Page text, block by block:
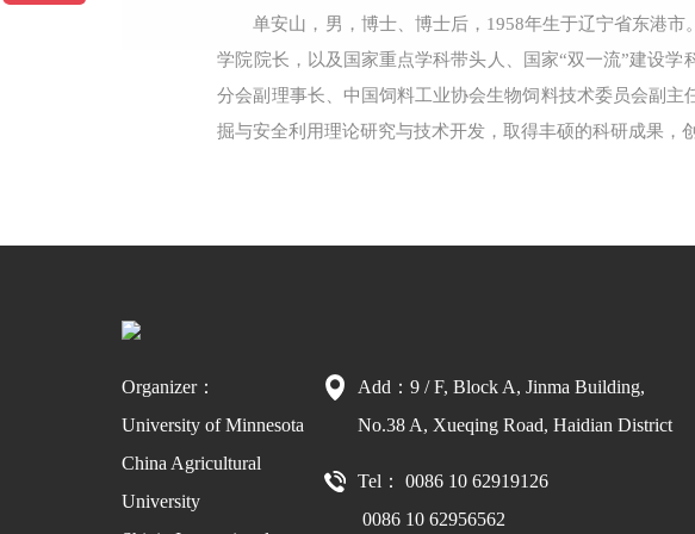
单安山，男，博士、博士后，1958年生于辽宁省东港
学院院长，以及国家重点学科带头人、国家“双一流”建设
分会副理事长、中国饲料工业协会生物饲料技术委员会副
掘与安全利用理论研究与技术开发，取得丰硕的科研成果，
Organizer：
University of Minnesota
China Agricultural
University
Add：9 / F, Block A, Jinma Building,
No.38 A, Xueqing Road, Haidian District
Tel： 0086 10 62919126
0086 10 62956562